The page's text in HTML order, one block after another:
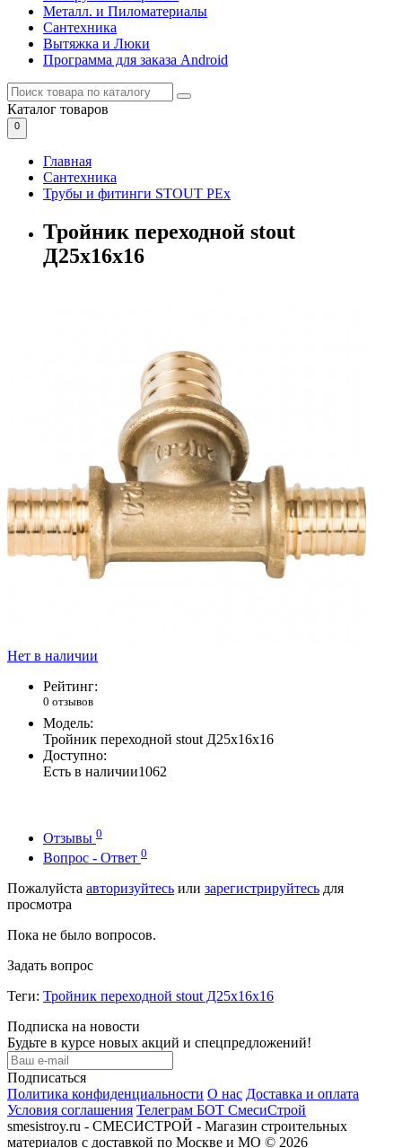
Металл. и Пиломатериалы
Сантехника
Вытяжка и Люки
Программа для заказа Android
Каталог товаров
0
Главная
Сантехника
Трубы и фитинги STOUT PEx
Тройник переходной stout
Д25х16х16
Нет в наличии
Рейтинг:
0 отзывов
Модель:
Тройник переходной stout Д25х16х16
Доступно:
Есть в наличии1062
Отзывы 0
Вопрос - Ответ 0
Пожалуйста авторизуйтесь или зарегистрируйтесь для
просмотра
Пока не было вопросов.
Задать вопрос
Теги: Тройник переходной stout Д25х16х16
Подписка на новости
Будьте в курсе новых акций и спецпредложений!
Подписаться
Политика конфиденциальности О нас Доставка и оплата
Условия соглашения Телеграм БОТ СмесиСтрой
smesistroy.ru - СМЕСИСТРОЙ - Магазин строительных
материалов с доставкой по Москве и МО © 2026